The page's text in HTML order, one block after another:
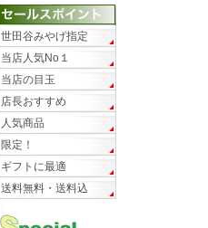
世田谷みやげ指定
当店人気No１
当店の目玉
店長おすすめ
人気商品
限定！
ギフトに最適
送料無料・送料込